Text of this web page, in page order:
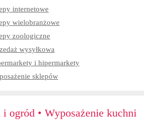
internetowe
wielobranżowe
zoologiczne
wysyłkowa
i hipermarkety
sklepów
i ogród • Wyposażenie kuchni